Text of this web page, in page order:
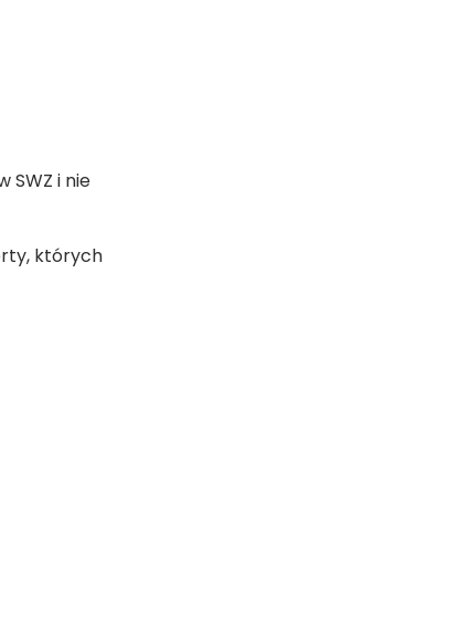
SWZ i nie
których